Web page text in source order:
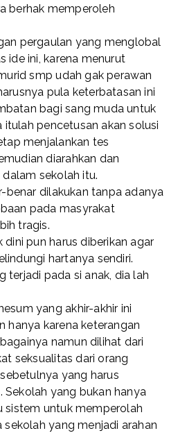
berhak memperoleh
pergaulan yang menglobal
ide ini, karena menurut
smp udah gak perawan
pula keterbatasan ini
bagi sang muda untuk
itulah pencetusan akan solusi
menjalankan tes
diarahkan dan
sekolah itu.
benar dilakukan tanpa adanya
pada masyrakat
tragis.
dini pun harus diberikan agar
hartanya sendiri.
terjadi pada si anak, dia lah
yang akhir-akhir ini
hanya karena keterangan
namun dilihat dari
seksualitas dari orang
yang harus
Sekolah yang bukan hanya
sistem untuk memperolah
yang menjadi arahan